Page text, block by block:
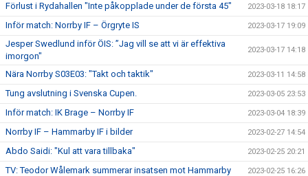
Förlust i Rydahallen "Inte påkopplade under de första 45" 2023-03-18 18:17
Inför match: Norrby IF – Örgryte IS 2023-03-17 19:09
Jesper Swedlund inför ÖIS: ”Jag vill se att vi är effektiva
imorgon"
2023-03-17 14:18
Nära Norrby S03E03: "Takt och taktik" 2023-03-11 14:58
Tung avslutning i Svenska Cupen. 2023-03-05 23:53
Inför match: IK Brage – Norrby IF 2023-03-04 18:39
Norrby IF – Hammarby IF i bilder 2023-02-27 14:54
Abdo Saidi: "Kul att vara tillbaka" 2023-02-25 20:21
TV: Teodor Wålemark summerar insatsen mot Hammarby 2023-02-25 16:26